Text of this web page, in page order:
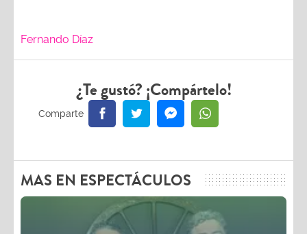
Fernando Díaz
¿Te gustó? ¡Compártelo!
MAS EN ESPECTÁCULOS